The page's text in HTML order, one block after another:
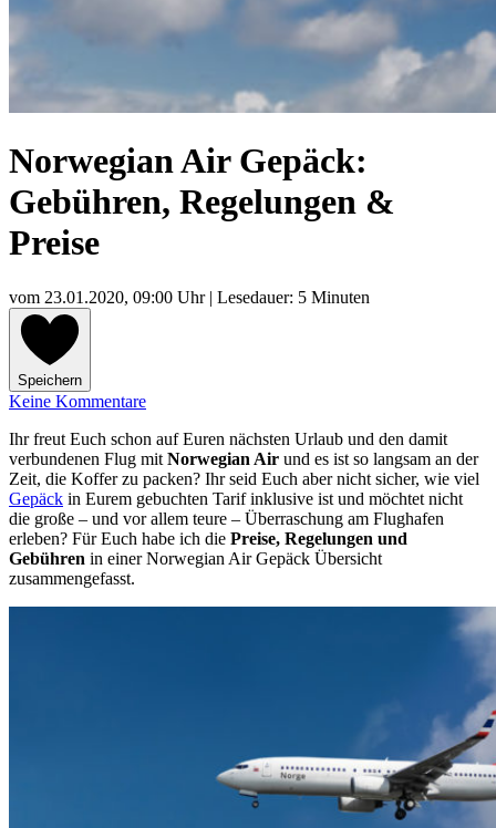
Norwegian Air Gepäck:
Gebühren, Regelungen &
Preise
vom 23.01.2020, 09:00 Uhr| Lesedauer: 5 Minuten
Speichern
Keine Kommentare
Ihr freut Euch schon auf Euren nächsten Urlaub und den damit
verbundenen Flug mit Norwegian Air und es ist so langsam an der
Zeit, die Koffer zu packen? Ihr seid Euch aber nicht sicher, wie viel
Gepäck in Eurem gebuchten Tarif inklusive ist und möchtet nicht
die große – und vor allem teure – Überraschung am Flughafen
erleben? Für Euch habe ich die Preise, Regelungen und
Gebühren in einer Norwegian Air Gepäck Übersicht
zusammengefasst.